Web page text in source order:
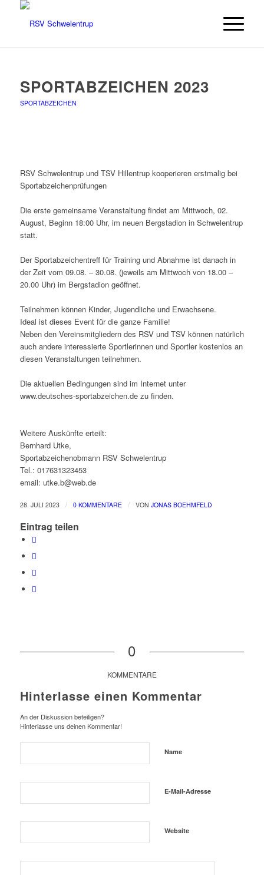
SPORTABZEICHEN 2023
SPORTABZEICHEN
RSV Schwelentrup und TSV Hillentrup kooperieren erstmalig bei
Sportabzeichenprüfungen
Die erste gemeinsame Veranstaltung findet am Mittwoch, 02.
August, Beginn 18:00 Uhr, im neuen Bergstadion in Schwelentrup
statt.
Der Sportabzeichentreff für Training und Abnahme ist danach in
der Zeit vom 09.08. – 30.08. (jeweils am Mittwoch von 18.00 –
20.00 Uhr) im Bergstadion geöffnet.
Teilnehmen können Kinder, Jugendliche und Erwachsene.
Ideal ist dieses Event für die ganze Familie!
Neben den Vereinsmitgliedern des RSV und TSV können natürlich
auch andere interessierte Sportlerinnen und Sportler kostenlos an
diesen Veranstaltungen teilnehmen.
Die aktuellen Bedingungen sind im Internet unter
www.deutsches-sportabzeichen.de zu finden.
Weitere Auskünfte erteilt:
Bernhard Utke,
Sportabzeichenobmann RSV Schwelentrup
Tel.: 017631323453
email: utke.b@web.de
28. JULI 2023 / 0 KOMMENTARE / VON JONAS BOEHMFELD
Eintrag teilen
0
KOMMENTARE
Hinterlasse einen Kommentar
An der Diskussion beteiligen?
Hinterlasse uns deinen Kommentar!
Name
E-Mail-Adresse
Website